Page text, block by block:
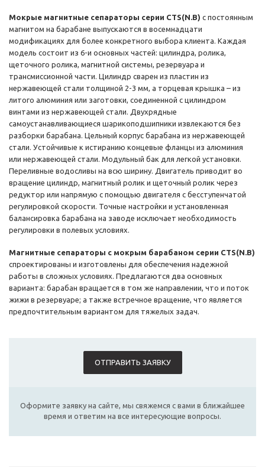
Мокрые магнитные сепараторы серии CTS(N.B) с постоянным
магнитом на барабане выпускаются в восемнадцати
модификациях для более конкретного выбора клиента. Каждая
модель состоит из 6-и основных частей: цилиндра, ролика,
щеточного ролика, магнитной системы, резервуара и
трансмиссионной части. Цилиндр сварен из пластин из
нержавеющей стали толщиной 2-3 мм, а торцевая крышка – из
литого алюминия или заготовки, соединенной с цилиндром
винтами из нержавеющей стали. Двухрядные
самоустанавливающиеся шарикоподшипники извлекаются без
разборки барабана. Цельный корпус барабана из нержавеющей
стали. Устойчивые к истиранию концевые фланцы из алюминия
или нержавеющей стали. Модульный бак для легкой установки.
Переливные водосливы на всю ширину. Двигатель приводит во
вращение цилиндр, магнитный ролик и щеточный ролик через
редуктор или напрямую с помощью двигателя с бесступенчатой
регулировкой скорости. Точные настройки и установленная
балансировка барабана на заводе исключает необходимость
регулировки в полевых условиях.
Магнитные сепараторы с мокрым барабаном серии CTS(N.B)
спроектированы и изготовлены для обеспечения надежной
работы в сложных условиях. Предлагаются два основных
варианта: барабан вращается в том же направлении, что и поток
жижи в резервуаре; а также встречное вращение, что является
предпочтительным вариантом для тяжелых задач.
ОТПРАВИТЬ ЗАЯВКУ
Оформите заявку на сайте, мы свяжемся с вами в ближайшее
время и ответим на все интересующие вопросы.